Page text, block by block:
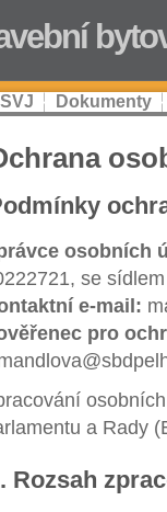
SVJ Dokumenty
osobních
se
e-mail:
pro
a Rady
Rozsah